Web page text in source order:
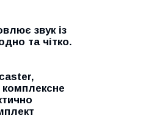
звук із
та чітко.
комплексне